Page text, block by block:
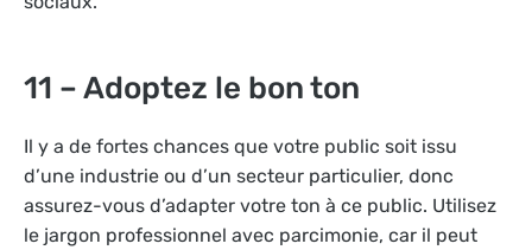
11 – Adoptez le bon ton
Il y a de fortes chances que votre public soit issu
d’une industrie ou d’un secteur particulier, donc
assurez-vous d’adapter votre ton à ce public. Utilisez
le jargon professionnel avec parcimonie, car il peut